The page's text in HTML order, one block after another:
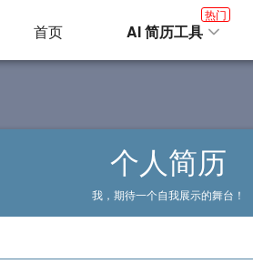
首页 AI 简历工具
热门
个人简历
我，期待一个自我展示的舞台！